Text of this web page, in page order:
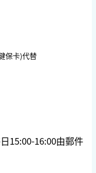
保卡)代替
15:00-16:00由郵件